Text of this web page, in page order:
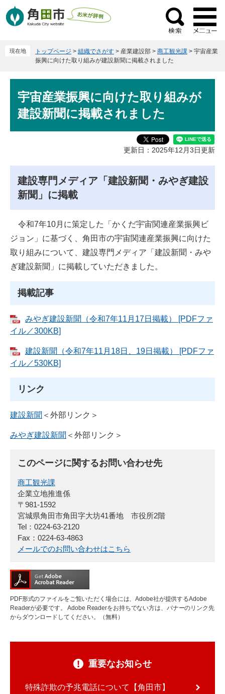
ー
ニ
検
索
現在地 トップページ > 組織でさがす > 産業建設部 > 商工観光課 > 宇宙産業
振興に向けた取り組みが建設新聞に掲載されました
文宇宙産業振興に向けた取り組みが
建設新聞に掲載されました
更新日：2025年12月3日更新
建設専門メディア「建設新聞・みやぎ建設
新聞」に掲載
令和7年10月に策定した「かくだ宇宙関連産業振興ビ
ジョン」に基づく、角田市の宇宙関連産業振興に向けた
取り組みについて、建設専門メディア「建設新聞・みや
ぎ建設新聞」に掲載していただきました。
掲載記事
みやぎ建設新聞（令和7年11月17日掲載） [PDFファ
イル／300KB]
建設新聞（令和7年11月18日、19日掲載） [PDFファ
イル／530KB]
リンク
建設新聞 ＜外部リンク＞
みやぎ建設新聞 ＜外部リンク＞
このページに関するお問い合わせ先
商工観光課
企業立地推進係
〒981-1592
宮城県角田市角田字大坊41番地 市役所2階
Tel：0224-63-2120
Fax：0224-63-4863
メールでのお問い合わせはこちら
PDF形式のファイルをご覧いただく場合には、Adobe社が提供するAdobe
Readerが必要です。
Adobe Readerをお持ちでない方は、バナーのリンク先
からダウンロードしてください。（無料）
重要なお知らせ
特殊詐欺の予兆電話について【角田市】